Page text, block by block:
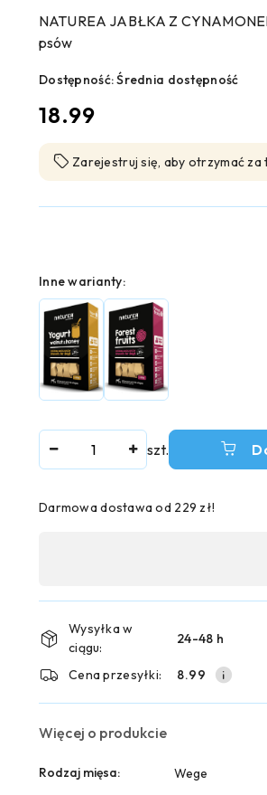
NATUREA JABŁKA Z
psów
Dostępność:Średnia dostępność
cena:
18.99
Zarejestruj się, aby otrzymać za
Wariant
Inne warianty:
szt.
Darmowa dostawa od 229 zł!
płatność
i
dostawa
Wysyłka w
ciągu:
24-48 h
Cena przesyłki: 8.99
Więcej o produkcie
Rodzaj mięsa:
Wege